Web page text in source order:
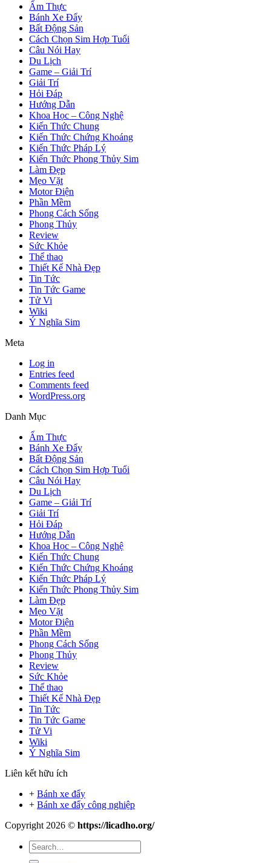
Ẩm Thực
Bánh Xe Đẩy
Bất Động Sản
Cách Chọn Sim Hợp Tuổi
Câu Nói Hay
Du Lịch
Game – Giải Trí
Giải Trí
Hỏi Đáp
Hướng Dẫn
Khoa Học – Công Nghệ
Kiến Thức Chung
Kiến Thức Chứng Khoáng
Kiến Thức Pháp Lý
Kiến Thức Phong Thủy Sim
Làm Đẹp
Mẹo Vặt
Motor Điện
Phần Mềm
Phong Cách Sống
Phong Thủy
Review
Sức Khỏe
Thể thao
Thiết Kế Nhà Đẹp
Tin Tức
Tin Tức Game
Tử Vi
Wiki
Ý Nghĩa Sim
Meta
Log in
Entries feed
Comments feed
WordPress.org
Danh Mục
Ẩm Thực
Bánh Xe Đẩy
Bất Động Sản
Cách Chọn Sim Hợp Tuổi
Câu Nói Hay
Du Lịch
Game – Giải Trí
Giải Trí
Hỏi Đáp
Hướng Dẫn
Khoa Học – Công Nghệ
Kiến Thức Chung
Kiến Thức Chứng Khoáng
Kiến Thức Pháp Lý
Kiến Thức Phong Thủy Sim
Làm Đẹp
Mẹo Vặt
Motor Điện
Phần Mềm
Phong Cách Sống
Phong Thủy
Review
Sức Khỏe
Thể thao
Thiết Kế Nhà Đẹp
Tin Tức
Tin Tức Game
Tử Vi
Wiki
Ý Nghĩa Sim
Liên kết hữu ích
+ Bánh xe đẩy
+ Bánh xe đẩy công nghiệp
Copyright 2026 © https://licadho.org/